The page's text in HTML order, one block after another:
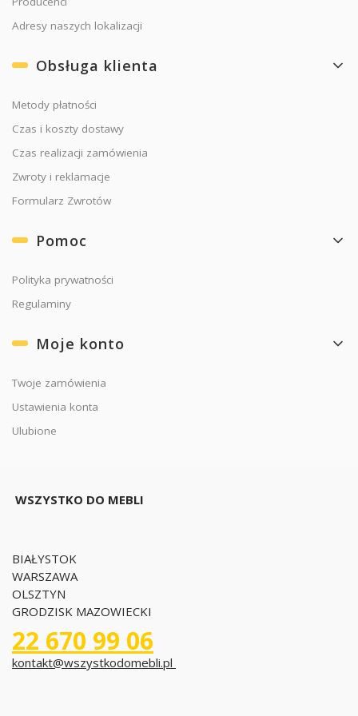
Adresy naszych lokalizacji
Obsługa klienta
Metody płatności
Czas i koszty dostawy
Czas realizacji zamówienia
Zwroty i reklamacje
Formularz Zwrotów
Pomoc
Polityka prywatności
Regulaminy
Moje konto
Twoje zamówienia
Ustawienia konta
Ulubione
WSZYSTKO DO MEBLI
BIAŁYSTOK
WARSZAWA
OLSZTYN
GRODZISK MAZOWIECKI
22 670 99 06
kontakt@wszystkodomebli.pl